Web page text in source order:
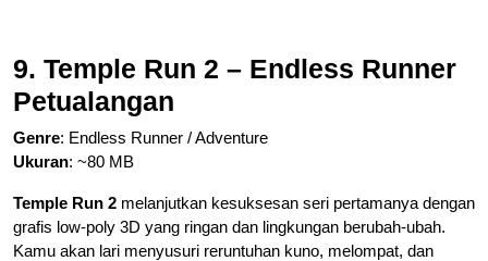
9. Temple Run 2 – Endless Runner
Petualangan
Genre: Endless Runner / Adventure
Ukuran: ~80 MB
Temple Run 2 melanjutkan kesuksesan seri pertamanya dengan
grafis low-poly 3D yang ringan dan lingkungan berubah-ubah.
Kamu akan lari menyusuri reruntuhan kuno, melompat, dan